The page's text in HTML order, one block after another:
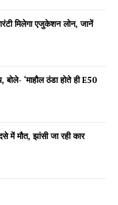
on AIN
मिलेगा एजुकेशन लोन, जानें
‘माहौल ठंडा होते ही E50
मौत, झांसी जा रही कार